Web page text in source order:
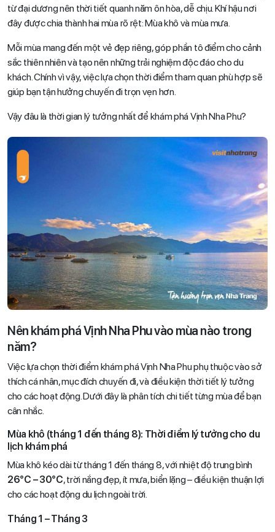
từ đại dương nên thời tiết quanh năm ôn hòa, dễ chịu. Khí hậu nơi
đây được chia thành hai mùa rõ rệt: Mùa khô và mùa mưa.
Mỗi mùa mang đến một vẻ đẹp riêng, góp phần tô điểm cho cảnh
sắc thiên nhiên và tạo nên những trải nghiệm độc đáo cho du
khách. Chính vì vậy, việc lựa chọn thời điểm tham quan phù hợp sẽ
giúp bạn tận hưởng chuyến đi trọn vẹn hơn.
Vậy đâu là thời gian lý tưởng nhất để khám phá Vịnh Nha Phu?
Nên khám phá Vịnh Nha Phu vào mùa nào trong
năm?
Việc lựa chọn thời điểm khám phá Vịnh Nha Phu phụ thuộc vào sở
thích cá nhân, mục đích chuyến đi, và điều kiện thời tiết lý tưởng
cho các hoạt động. Dưới đây là phân tích chi tiết từng mùa để bạn
cân nhắc.
Mùa khô (tháng 1 đến tháng 8): Thời điểm lý tưởng cho du
lịch khám phá
Mùa khô kéo dài từ tháng 1 đến tháng 8, với nhiệt độ trung bình
26°C – 30°C, trời nắng đẹp, ít mưa, biển lặng – điều kiện thuận lợi
cho các hoạt động du lịch ngoài trời.
Tháng 1 – Tháng 3